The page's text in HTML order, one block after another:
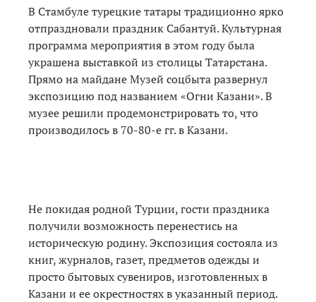
В Стамбуле турецкие татары традиционно ярко
отпраздновали праздник Сабантуй. Культурная
программа мероприятия в этом году была
украшена выставкой из столицы Татарстана.
Прямо на майдане Музей соцбыта развернул
экспозицию под названием «Огни Казани». В
музее решили продемонстрировать то, что
производилось в 70-80-е гг. в Казани.
Не покидая родной Турции, гости праздника
получили возможность перенестись на
историческую родину. Экспозиция состояла из
книг, журналов, газет, предметов одежды и
просто бытовых сувениров, изготовленных в
Казани и ее окрестностях в указанный период.